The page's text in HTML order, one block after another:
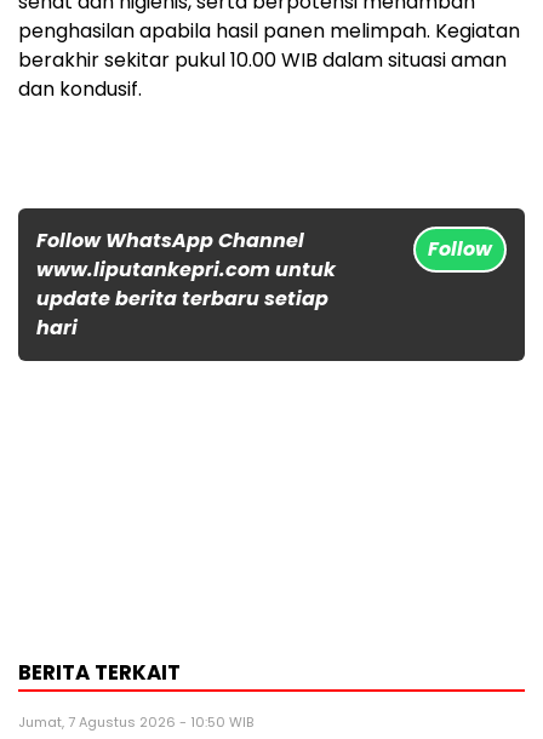
penghasilan apabila hasil panen melimpah. Kegiatan
berakhir sekitar pukul 10.00 WIB dalam situasi aman
dan kondusif.
Follow WhatsApp Channel
www.liputankepri.com untuk
update berita terbaru setiap
hari
Follow
BERITA TERKAIT
Jumat, 7 Agustus 2026 - 10:50 WIB